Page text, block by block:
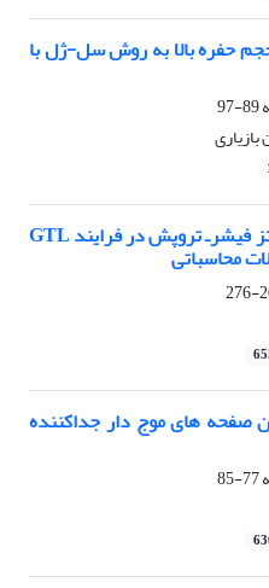
حفره بالا به روش سل-ژل با
89-97
شبیه سازی راکتور بستر ثابت سنتز فیشرـ تروپش در فرایند GTL
محاسباتی
صفحه های موج دار جداکننده
77-85